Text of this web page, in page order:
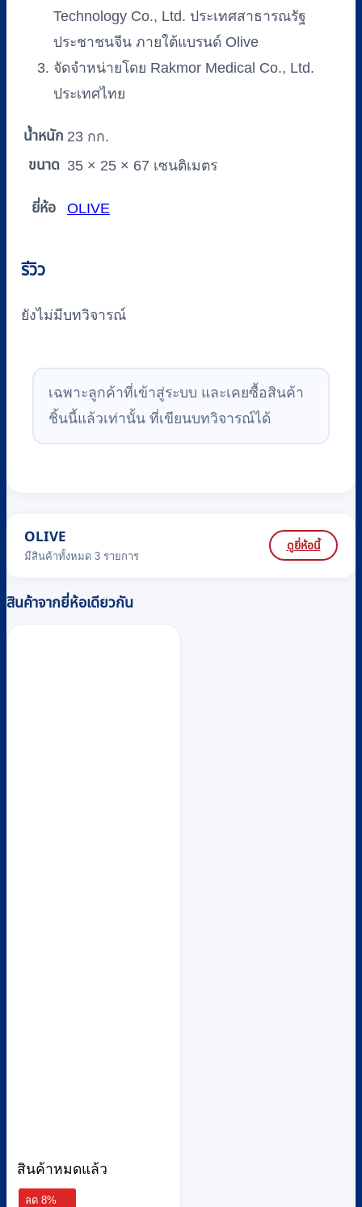
Technology Co., Ltd. ประเทศสาธารณรัฐ
ประชาชนจีน ภายใต้แบรนด์ Olive
จัดจำหน่ายโดย Rakmor Medical Co., Ltd.
ประเทศไทย
น้ำหนัก 23 กก.
ขนาด 35 × 25 × 67 เซนติเมตร
ยี่ห้อ OLIVE
รีวิว
ยังไม่มีบทวิจารณ์
เฉพาะลูกค้าที่เข้าสู่ระบบ และเคยซื้อสินค้า
ชิ้นนี้แล้วเท่านั้น ที่เขียนบทวิจารณ์ได้
OLIVE
มีสินค้าทั้งหมด 3 รายการ
ดูยี่ห้อนี้
สินค้าจากยี่ห้อเดียวกัน
สินค้าหมดแล้ว
ลด 8%